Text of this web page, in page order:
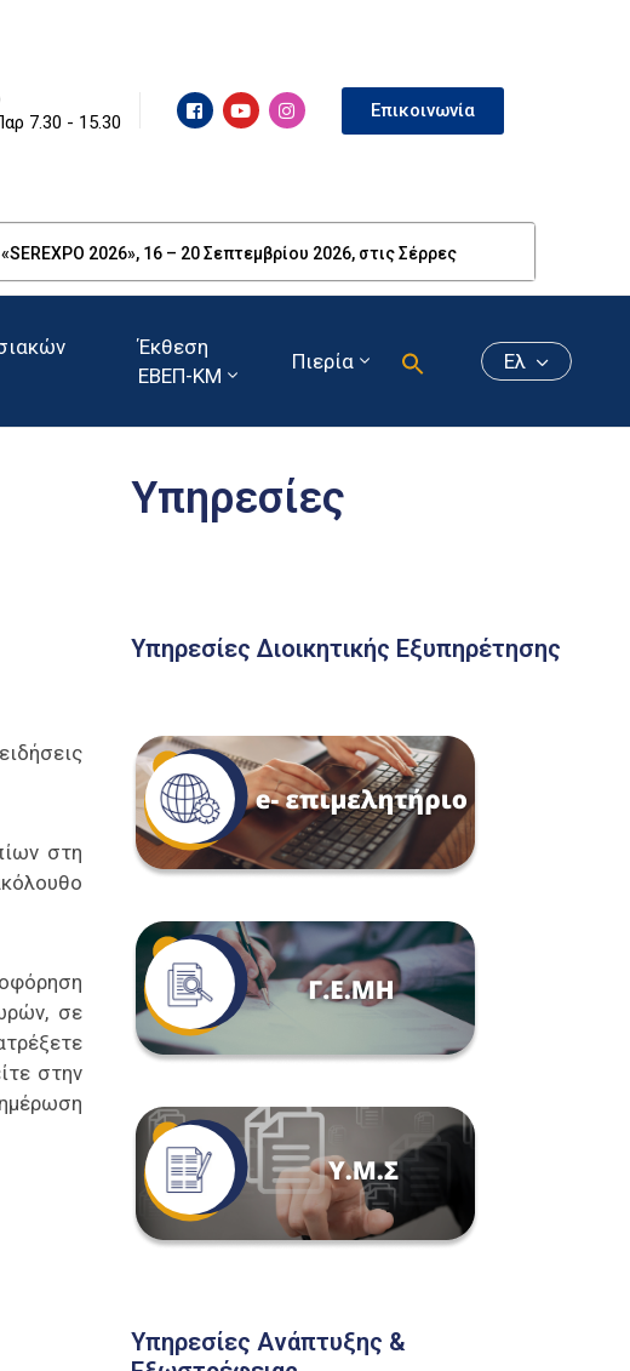
7.30 - 15.30
Επικοινωνία
2026», 16 – 20 Σεπτεμβρίου 2026, στις Σέρρες
Έκθεση
ΕΒΕΠ-ΚΜ
Πιερία Ελ
στη
σε
στην
Υπηρεσίες
Υπηρεσίες Διοικητικής Εξυπηρέτησης
Υπηρεσίες Ανάπτυξης &